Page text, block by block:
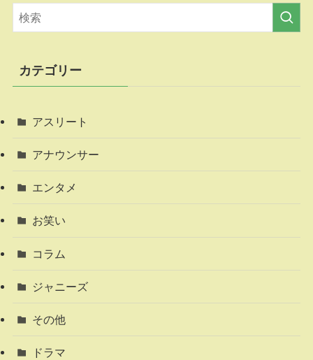
カテゴリー
アスリート
アナウンサー
エンタメ
お笑い
コラム
ジャニーズ
その他
ドラマ